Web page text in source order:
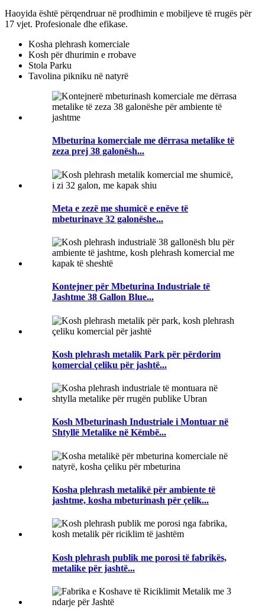
Haoyida është përqendruar në prodhimin e mobiljeve të rrugës për
17 vjet. Profesionale dhe efikase.
Kosha plehrash komerciale
Kosh për dhurimin e rrobave
Stola Parku
Tavolina pikniku në natyrë
Mbeturina komerciale me dërrasa metalike të
zeza prej 38 galonësh...
Meta e zezë me shumicë e enëve të
mbeturinave 32 galonëshe...
Kontejner për Mbeturina Industriale të
Jashtme 38 Gallon Blue...
Kosh plehrash metalik Park për përdorim
komercial çeliku për jashtë...
Kosh Mbeturinash Industriale i Montuar në
Shtyllë Metalike në Këmbë...
Kosha plehrash metalikë për ambiente të
jashtme, kosha mbeturinash për çelik...
Kosh plehrash publik me porosi të fabrikës,
metalike për jashtë...